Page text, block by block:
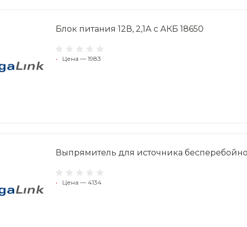
Блок питания 12В, 2,1А с АКБ 18650
• Цена — 1983
Выпрямитель для источника
• Цена — 4134